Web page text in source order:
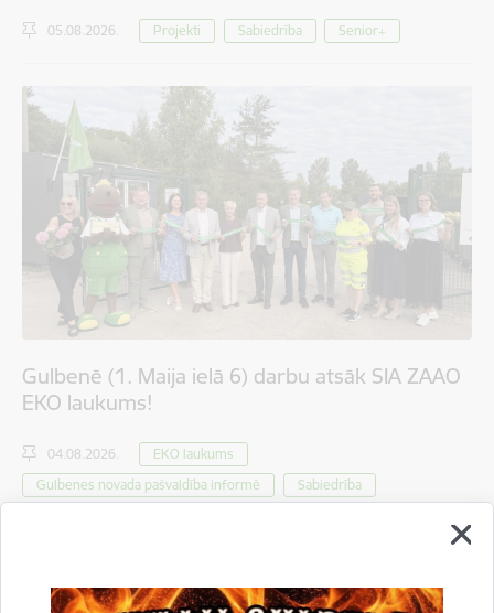
05.08.2026. Projekti Sabiedrība Senior+
Gulbenē (1. Maija ielā 6) darbu atsāk SIA ZAAO
EKO laukums!
04.08.2026.
EKO laukums
Gulbenes novada pašvaldība informē
Sabiedrība